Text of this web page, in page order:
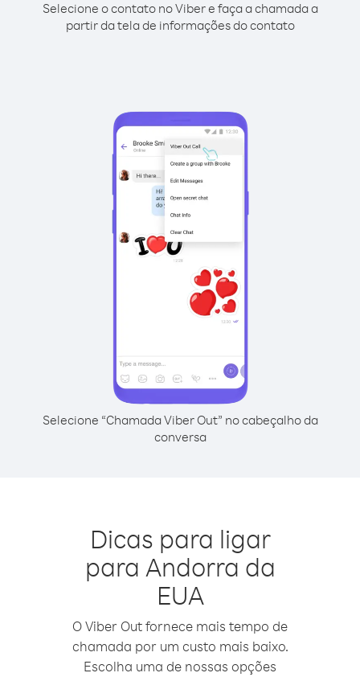
Selecione o contato no Viber e faça a chamada a
partir da tela de informações do contato
Selecione “Chamada Viber Out” no cabeçalho da
conversa
Dicas para ligar
para Andorra da
EUA
O Viber Out fornece mais tempo de
chamada por um custo mais baixo.
Escolha uma de nossas opções